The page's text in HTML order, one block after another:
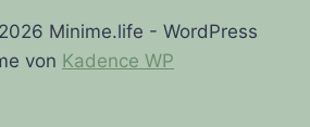
Minime.life - WordPress
von Kadence WP